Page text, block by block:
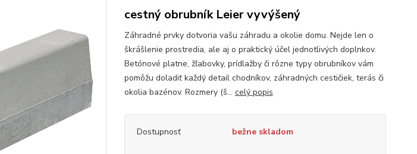
cestný obrubník Leier vyvýšený
Záhradné prvky dotvoria vašu záhradu a okolie domu. Nejde len o
škrášlenie prostredia, ale aj o praktický účel jednotlivých doplnkov.
Betónové platne, žľabovky, prídlažby či rôzne typy obrubníkov vám
pomôžu doladiť každý detail chodníkov, záhradných cestičiek, terás či
okolia bazénov. Rozmery (š... celý popis
Dostupnosť bežne skladom